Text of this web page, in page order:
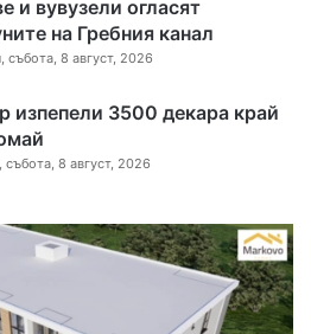
и вувузели огласят
на Гребния канал
събота, 8 август, 2026
изпепели 3500 декара край
събота, 8 август, 2026